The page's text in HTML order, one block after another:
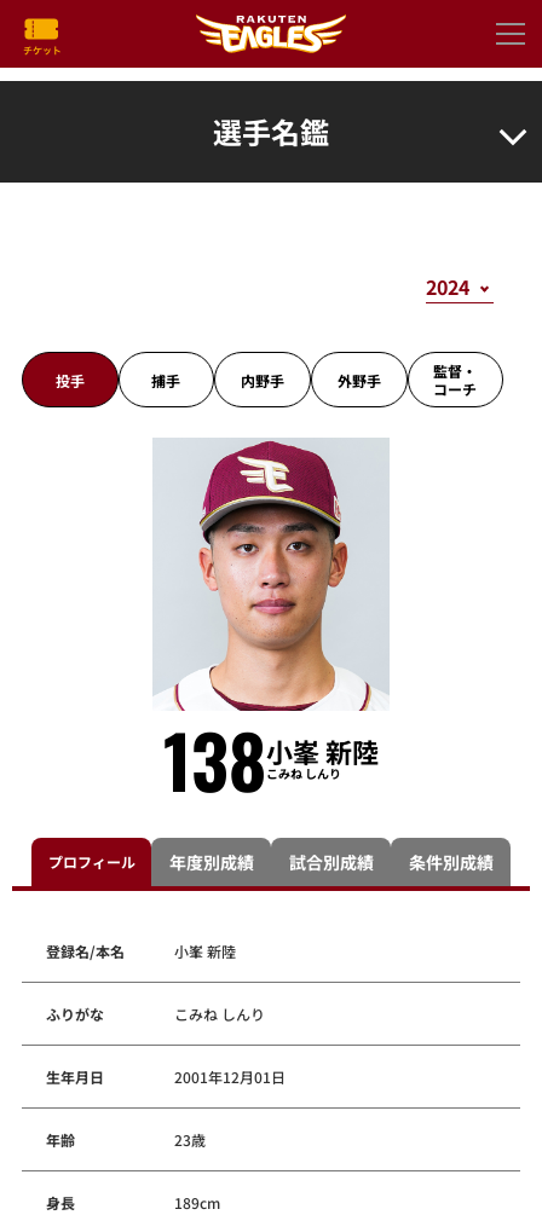
選手名鑑
投手 捕手 内野手 外野手
監督・
コーチ
138小峯 新陸
こみね しんり
プロフィール 年度別成績 試合別成績 条件別成績
登録名/本名 小峯 新陸
ふりがな こみね しんり
生年月日 2001年12月01日
年齢 23歳
身長 189cm